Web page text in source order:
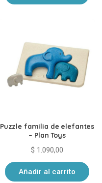
Puzzle familia de elefantes
– Plan Toys
$ 1.090,00
Añadir al carrito